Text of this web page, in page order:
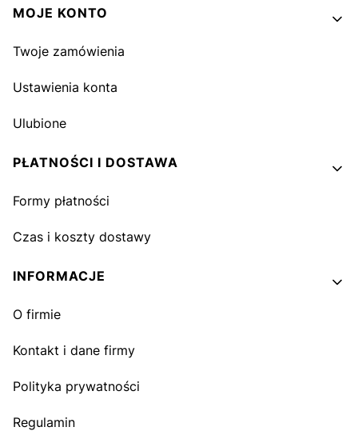
MOJE KONTO
Twoje zamówienia
Ustawienia konta
Ulubione
PŁATNOŚCI I DOSTAWA
Formy płatności
Czas i koszty dostawy
INFORMACJE
O firmie
Kontakt i dane firmy
Polityka prywatności
Regulamin